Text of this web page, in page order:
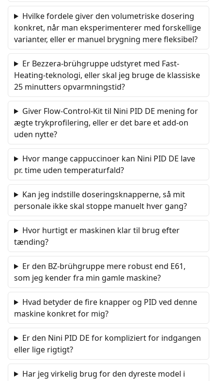
Hvilke fordele giver den volumetriske dosering
konkret, når man eksperimenterer med forskellige
varianter, eller er manuel brygning mere fleksibel?
Er Bezzera-brühgruppe udstyret med Fast-
Heating-teknologi, eller skal jeg bruge de klassiske
25 minutters opvarmningstid?
Giver Flow-Control-Kit til Nini PID DE mening for
ægte trykprofilering, eller er det bare et add-on
uden nytte?
Hvor mange cappuccinoer kan Nini PID DE lave
pr. time uden temperaturfald?
Kan jeg indstille doseringsknapperne, så mit
personale ikke skal stoppe manuelt hver gang?
Hvor hurtigt er maskinen klar til brug efter
tænding?
Er den BZ-brühgruppe mere robust end E61,
som jeg kender fra min gamle maskine?
Hvad betyder de fire knapper og PID ved denne
maskine konkret for mig?
Er den Nini PID DE for kompliziert for indgangen
eller lige rigtigt?
Har jeg virkelig brug for den dyreste model i